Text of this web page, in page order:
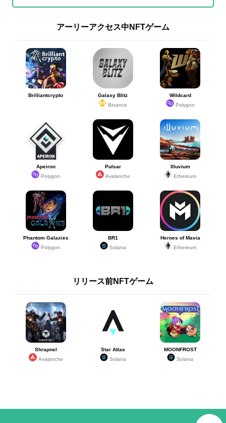
アーリーアクセス中NFTゲーム
Brilliantcrypto
Galaxy Blitz
Binance
Wildcard
Polygon
Apeiron
Polygon
Pulsar
Avalanche
Illuvium
Ethereum
Phantom Galaxies
Polygon
BR1
Solana
Heroes of Mavia
Ethereum
リリース前NFTゲーム
Shrapnel
Avalanche
Star Atlas
Solana
MOONFROST
Solana